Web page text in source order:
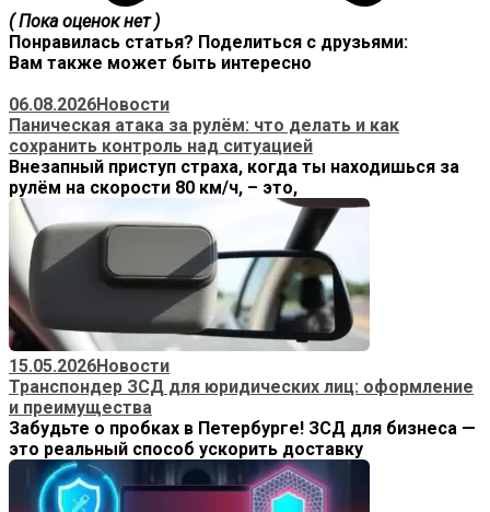
( Пока оценок нет )
Понравилась статья? Поделиться с друзьями:
Вам также может быть интересно
06.08.2026Новости
Паническая атака за рулём: что делать и как
сохранить контроль над ситуацией
Внезапный приступ страха, когда ты находишься за
рулём на скорости 80 км/ч, – это,
15.05.2026Новости
Транспондер ЗСД для юридических лиц: оформление
и преимущества
Забудьте о пробках в Петербурге! ЗСД для бизнеса —
это реальный способ ускорить доставку